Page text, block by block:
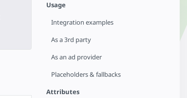
Usage
Integration examples
As a 3rd party
As an ad provider
Placeholders & fallbacks
Attributes